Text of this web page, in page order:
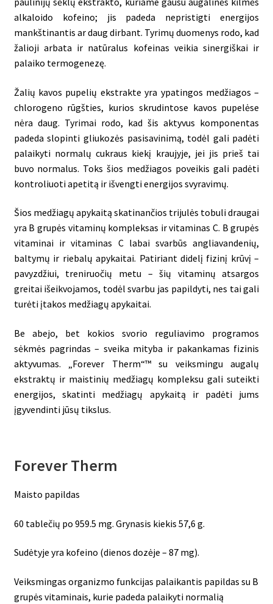
alkaloido kofeino; jis padeda nepristigti energijos
mankštinantis ar daug dirbant. Tyrimų duomenys rodo, kad
žalioji arbata ir natūralus kofeinas veikia sinergiškai ir
palaiko termogenezę.
Žalių kavos pupelių ekstrakte yra ypatingos medžiagos –
chlorogeno rūgšties, kurios skrudintose kavos pupelėse
nėra daug. Tyrimai rodo, kad šis aktyvus komponentas
padeda slopinti gliukozės pasisavinimą, todėl gali padėti
palaikyti normalų cukraus kiekį kraujyje, jei jis prieš tai
buvo normalus. Toks šios medžiagos poveikis gali padėti
kontroliuoti apetitą ir išvengti energijos svyravimų.
Šios medžiagų apykaitą skatinančios trijulės tobuli draugai
yra B grupės vitaminų kompleksas ir vitaminas C. B grupės
vitaminai ir vitaminas C labai svarbūs angliavandenių,
baltymų ir riebalų apykaitai. Patiriant didelį fizinį krūvį –
pavyzdžiui, treniruočių metu – šių vitaminų atsargos
greitai išeikvojamos, todėl svarbu jas papildyti, nes tai gali
turėti įtakos medžiagų apykaitai.
Be abejo, bet kokios svorio reguliavimo programos
sėkmės pagrindas – sveika mityba ir pakankamas fizinis
aktyvumas. „Forever Therm“™ su veiksmingu augalų
ekstraktų ir maistinių medžiagų kompleksu gali suteikti
energijos, skatinti medžiagų apykaitą ir padėti jums
įgyvendinti jūsų tikslus.
Forever Therm
Maisto papildas
60 tablečių po 959.5 mg. Grynasis kiekis 57,6 g.
Sudėtyje yra kofeino (dienos dozėje – 87 mg).
Veiksmingas organizmo funkcijas palaikantis papildas su B
grupės vitaminais, kurie padeda palaikyti normalią